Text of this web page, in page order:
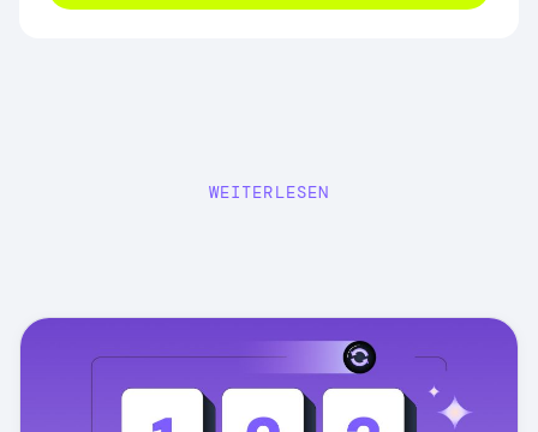
WEITERLESEN